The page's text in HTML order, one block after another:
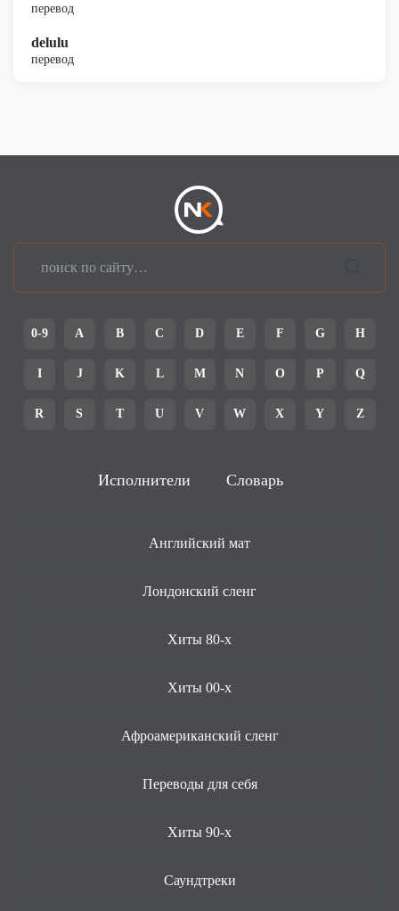
перевод
delulu
перевод
0-9 A B C D E F G H
I J K L M N O P Q
R S T U V W X Y Z
Исполнители Словарь
Английский мат
Лондонский сленг
Хиты 80-х
Хиты 00-х
Афроамериканский сленг
Переводы для себя
Хиты 90-х
Саундтреки